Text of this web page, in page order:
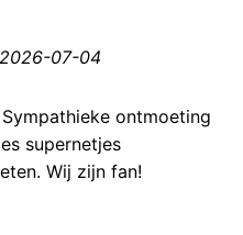
2026-07-04
ontmoeting
supernetjes
Wij zijn fan!